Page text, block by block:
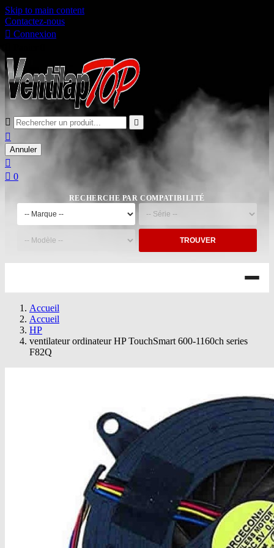
Skip to main content
Contactez-nous
 Connexion
 

Annuler

 0
RECHERCHE PAR COMPATIBILITÉ
TROUVER
Accueil
Accueil
HP
ventilateur ordinateur HP TouchSmart 600-1160ch series
F82Q